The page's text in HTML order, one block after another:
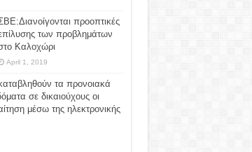
προοπτικές
των προβλημάτων
Καλοχώρι
April 1, 2019
τα προνοιακά
σε δικαιούχους οι
μέσω της ηλεκτρονικής